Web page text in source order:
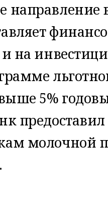
на
5%
молочной